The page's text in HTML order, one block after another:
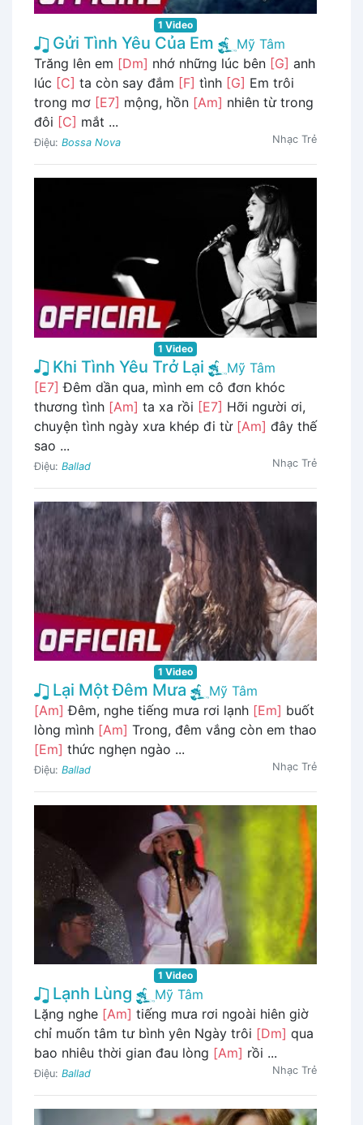
1 Video
Gửi Tình Yêu Của Em
Mỹ Tâm
Trăng lên em [Dm] nhớ những lúc bên [G] anh
lúc [C] ta còn say đắm [F] tình [G] Em trôi
trong mơ [E7] mộng, hồn [Am] nhiên từ trong
đôi [C] mắt ...
Điệu: Bossa Nova Nhạc Trẻ
1 Video
Khi Tình Yêu Trở Lại
Mỹ Tâm
[E7] Đêm dần qua, mình em cô đơn khóc
thương tình [Am] ta xa rồi [E7] Hỡi người ơi,
chuyện tình ngày xưa khép đi từ [Am] đây thế
sao ...
Điệu: Ballad Nhạc Trẻ
1 Video
Lại Một Đêm Mưa
Mỹ Tâm
[Am] Đêm, nghe tiếng mưa rơi lạnh [Em] buốt
lòng mình [Am] Trong, đêm vắng còn em thao
[Em] thức nghẹn ngào ...
Điệu: Ballad Nhạc Trẻ
1 Video
Lạnh Lùng
Mỹ Tâm
Lặng nghe [Am] tiếng mưa rơi ngoài hiên giờ
chỉ muốn tâm tư bình yên Ngày trôi [Dm] qua
bao nhiêu thời gian đau lòng [Am] rồi ...
Điệu: Ballad Nhạc Trẻ